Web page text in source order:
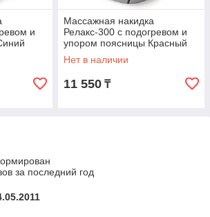
и
Массажная накидка
Релакс-300 с подогревом и
упором поясницы Красный
Нет в наличии
11 550 ₸
за последний год